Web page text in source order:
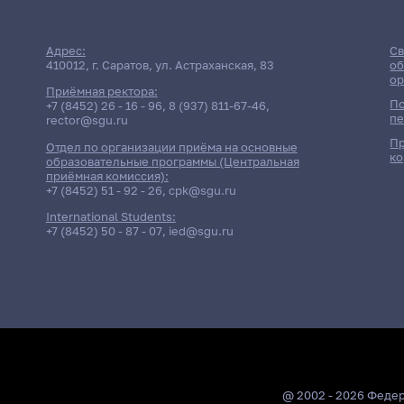
Адрес:
410012, г. Саратов, ул. Астраханская, 83
Приёмная ректора:
+7 (8452) 26 - 16 - 96, 8 (937) 811-67-46,
rector@sgu.ru
Отдел по организации приёма на основные
образовательные программы (Центральная
приёмная комиссия):
+7 (8452) 51 - 92 - 26, cpk@sgu.ru
International Students:
+7 (8452) 50 - 87 - 07, ied@sgu.ru
@ 2002 - 2026